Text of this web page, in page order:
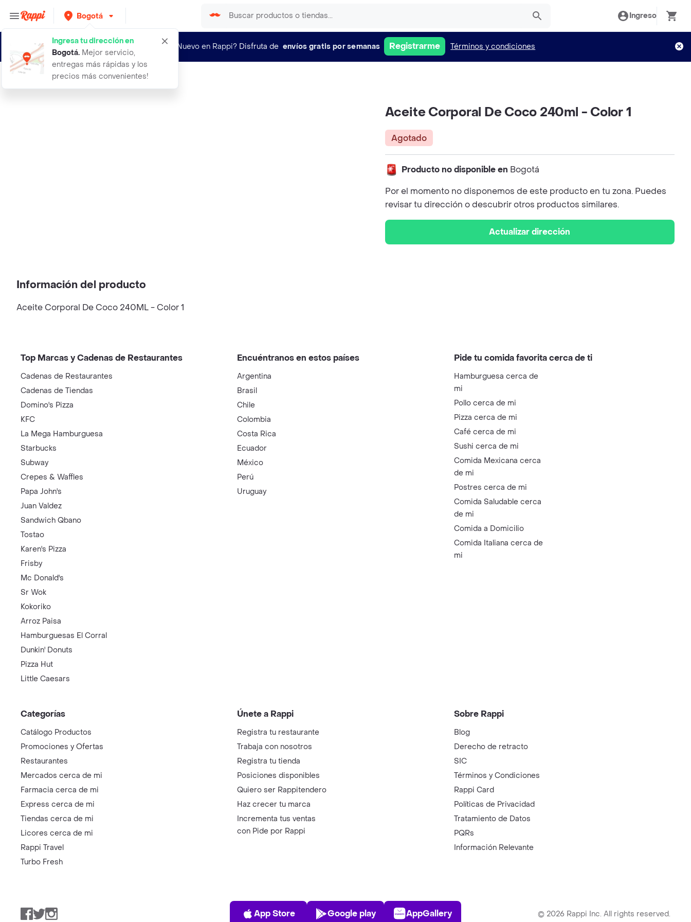
Bogotá
Ingresa tu dirección en
Bogotá. Mejor servicio,
entregas más rápidas y los
precios más convenientes!
Ingreso
¿Nuevo en Rappi? Disfruta de envíos gratis por semanas Registrarme Términos y condiciones
aceite corporal de coco 240ml color
Aceite Corporal De Coco 240ml - Color 1
Agotado
Producto no disponible en Bogotá
Por el momento no disponemos de este producto en tu zona. Puedes
revisar tu dirección o descubrir otros productos similares.
Actualizar dirección
Información del producto
Aceite Corporal De Coco 240ML - Color 1
Top Marcas y Cadenas de Restaurantes
Cadenas de Restaurantes
Cadenas de Tiendas
Domino's Pizza
KFC
La Mega Hamburguesa
Starbucks
Subway
Crepes & Waffles
Papa John's
Juan Valdez
Sandwich Qbano
Tostao
Karen's Pizza
Frisby
Mc Donald's
Sr Wok
Kokoriko
Arroz Paisa
Hamburguesas El Corral
Dunkin' Donuts
Pizza Hut
Little Caesars
Encuéntranos en estos países
Argentina
Brasil
Chile
Colombia
Costa Rica
Ecuador
México
Perú
Uruguay
Pide tu comida favorita cerca de ti
Hamburguesa cerca de
mi
Pollo cerca de mi
Pizza cerca de mi
Café cerca de mi
Sushi cerca de mi
Comida Mexicana cerca
de mi
Postres cerca de mi
Comida Saludable cerca
de mi
Comida a Domicilio
Comida Italiana cerca de
mi
Categorías
Catálogo Productos
Promociones y Ofertas
Restaurantes
Mercados cerca de mi
Farmacia cerca de mi
Express cerca de mi
Tiendas cerca de mi
Licores cerca de mi
Rappi Travel
Turbo Fresh
Únete a Rappi
Registra tu restaurante
Trabaja con nosotros
Registra tu tienda
Posiciones disponibles
Quiero ser Rappitendero
Haz crecer tu marca
Incrementa tus ventas
con Pide por Rappi
Sobre Rappi
Blog
Derecho de retracto
SIC
Términos y Condiciones
Rappi Card
Políticas de Privacidad
Tratamiento de Datos
PQRs
Información Relevante
Facebook
TwitterInstagram
App Store
App Store
Play Store
Google play
AppGallery
AppGallery © 2026 Rappi Inc. All rights reserved.